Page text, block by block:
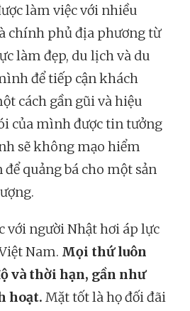
làm việc với nhiều
chính phủ địa phương từ
làm đẹp, du lịch và du
để tiếp cận khách
cách gần gũi và hiệu
của mình được tin tưởng
sẽ không mạo hiểm
quảng bá cho một sản
với người Nhật hơi áp lực
Nam. Mọi thứ luôn
và thời hạn, gần như
hoạt. Mặt tốt là họ đối đãi